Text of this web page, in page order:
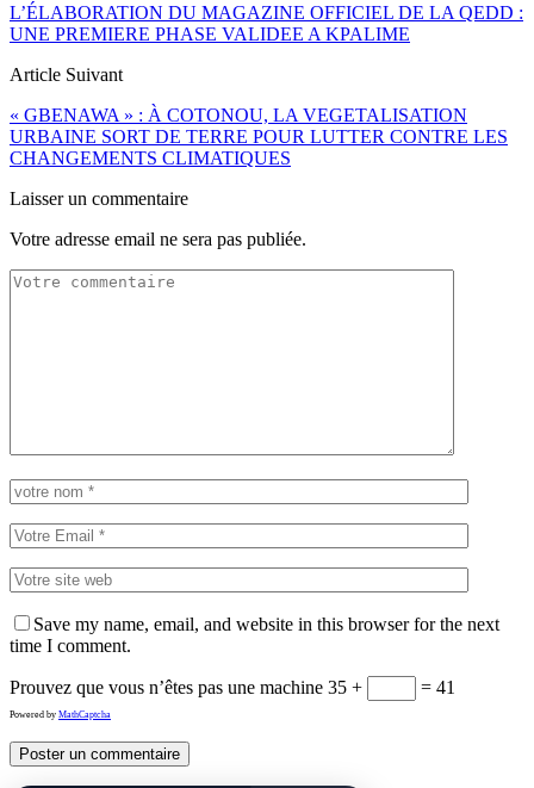
L’ÉLABORATION DU MAGAZINE OFFICIEL DE LA QEDD :
UNE PREMIERE PHASE VALIDEE A KPALIME
Article Suivant
« GBENAWA » : À COTONOU, LA VEGETALISATION
URBAINE SORT DE TERRE POUR LUTTER CONTRE LES
CHANGEMENTS CLIMATIQUES
Laisser un commentaire
Votre adresse email ne sera pas publiée.
Save my name, email, and website in this browser for the next
time I comment.
Prouvez que vous n’êtes pas une machine 35 + = 41
Powered by MathCaptcha